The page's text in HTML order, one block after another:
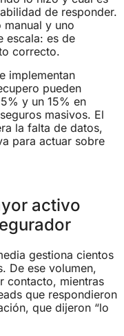
de responder.
manual y uno
escala: es de
correcto.
implementan
pueden
y un 15% en
masivos. El
la falta de datos,
para actuar sobre
activo
gestiona cientos
De ese volumen,
contacto, mientras
que respondieron
que dijeron “lo